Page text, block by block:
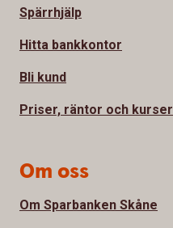
Spärrhjälp
Hitta bankkontor
Bli kund
Priser, räntor och kurser
Om oss
Om Sparbanken Skåne